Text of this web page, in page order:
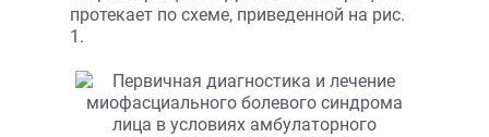
протекает по схеме, приведенной на рис.
1.